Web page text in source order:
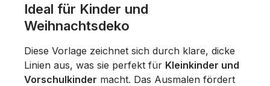
Ideal für Kinder und
Weihnachtsdeko
Diese Vorlage zeichnet sich durch klare, dicke
Linien aus, was sie perfekt für Kleinkinder und
Vorschulkinder macht. Das Ausmalen fördert